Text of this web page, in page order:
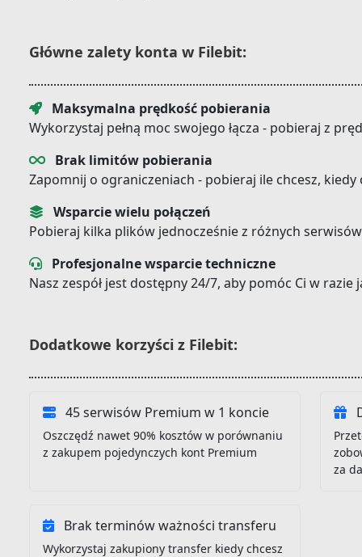
Główne zalety konta w Filebit:
Maksymalna prędkość pobierania
Wykorzystaj pełną moc swojego łącza - pobieraj z
Brak limitów pobierania
Zapomnij o ograniczeniach - pobieraj ile chcesz,
Wsparcie wielu połączeń
Pobieraj kilka plików jednocześnie z różnych
Profesjonalne wsparcie techniczne
Nasz zespół jest dostępny 24/7, aby pomóc Ci w
Dodatkowe korzyści z Filebit:
45 serwisów Premium w 1 koncie
Oszczędź nawet 90% kosztów w porównaniu
z zakupem pojedynczych kont Premium
za
Brak terminów ważności transferu
Wykorzystaj zakupiony transfer kiedy chcesz